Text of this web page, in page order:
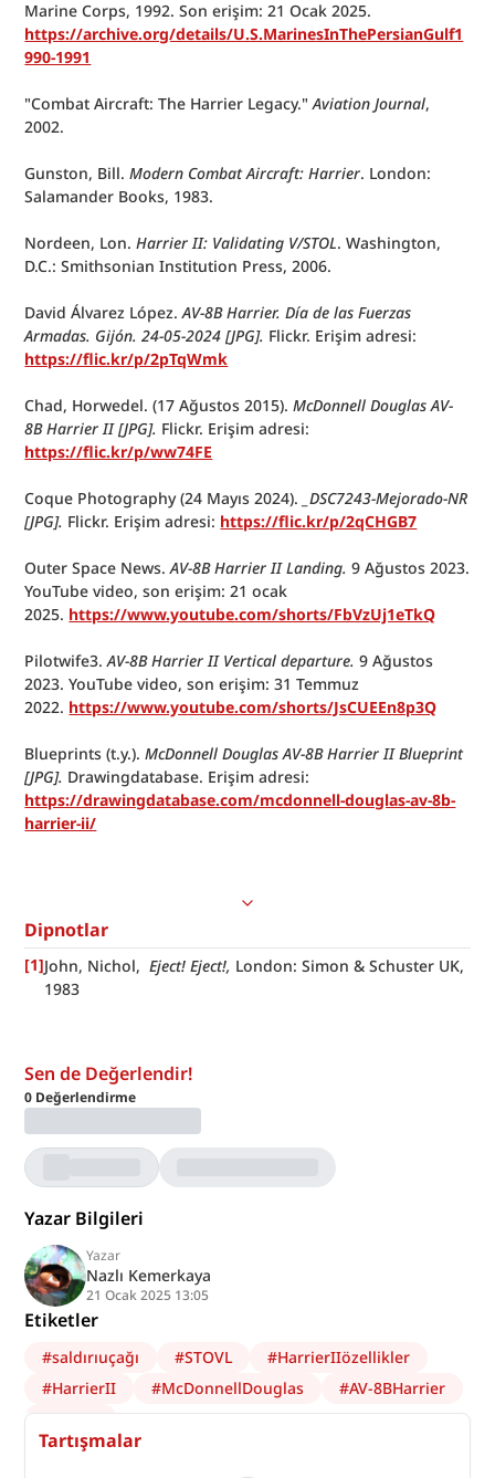
https://archive.org/details/U.S.MarinesInThePersianGulf1
990-1991
"Combat Aircraft: The Harrier Legacy." Aviation Journal,
2002.
Gunston, Bill. Modern Combat Aircraft: Harrier. London:
Salamander Books, 1983.
Nordeen, Lon. Harrier II: Validating V/STOL. Washington,
D.C.: Smithsonian Institution Press, 2006.
David Álvarez López. AV-8B Harrier. Día de las Fuerzas
Armadas. Gijón. 24-05-2024 [JPG].
https://flic.kr/p/2pTqWmk
Chad, Horwedel. (17 Ağustos 2015). McDonnell Douglas AV-
8B Harrier II [JPG].
https://flic.kr/p/ww74FE
Coque Photography (24 Mayıs 2024). _DSC7243-Mejorado-NR
[JPG]. Flickr. Erişim adresi: https://flic.kr/p/2qCHGB7
Outer Space News. AV-8B Harrier II Landing. 9 Ağustos 2023.
YouTube video, son erişim: 21 ocak
2025. https://www.youtube.com/shorts/FbVzUj1eTkQ
Pilotwife3. AV-8B Harrier II Vertical departure. 9 Ağustos
2023. YouTube video, son erişim: 31 Temmuz
2022. https://www.youtube.com/shorts/JsCUEEn8p3Q
Blueprints (t.y.). McDonnell Douglas AV-8B Harrier II Blueprint
[JPG].
https://drawingdatabase.com/mcdonnell-douglas-av-8b-
harrier-ii/
Dipnotlar
[1]John, Nichol, Eject! Eject!, London: Simon & Schuster UK,
1983
Sen de Değerlendir!
0 Değerlendirme
Yazar Bilgileri
Yazar
Nazlı Kemerkaya
21 Ocak 2025 13:05
Etiketler
#saldırıuçağı #STOVL #HarrierIIözellikler
#HarrierII #McDonnellDouglas #AV-8BHarrier
#VSTOL
Tartışmalar